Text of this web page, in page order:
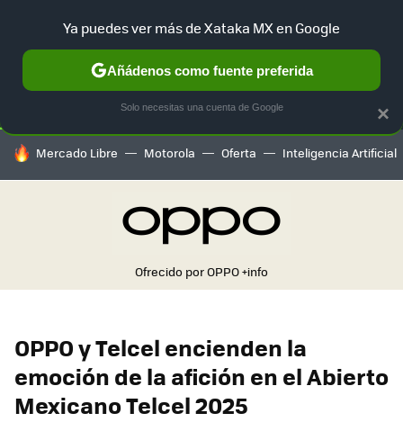
SELECCIÓN GAMING HOME AUTO TERRITORIO
HOY SE HABLA DE
Mercado Libre Motorola Oferta Inteligencia Artificial
Ofrecido por OPPO+info
OPPO y Telcel encienden la
emoción de la afición en el Abierto
Mexicano Telcel 2025
×
Ya puedes ver más de Xataka MX en Google
Añádenos como fuente preferida
Solo necesitas una cuenta de Google